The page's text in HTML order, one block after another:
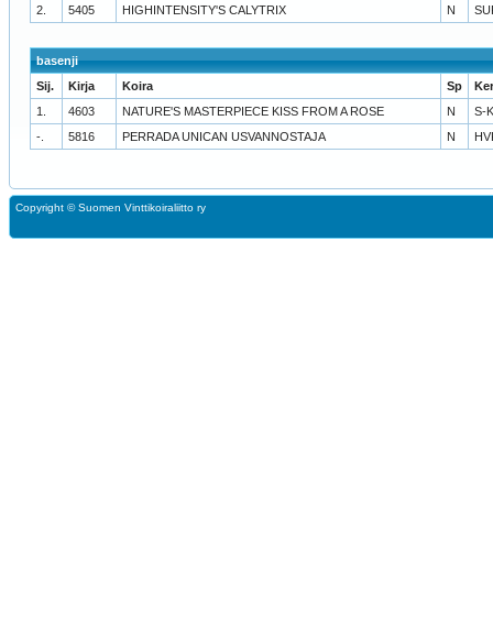
2.
5405 HIGHINTENSITY'S CALYTRIX N
basenji
Sij.
Kirja Koira Sp
1.
4603 NATURE'S MASTERPIECE KISS FROM A ROSE N
S-
-.
5816 PERRADA UNICAN USVANNOSTAJA N
Copyright ©Suomen Vinttikoiraliitto ry